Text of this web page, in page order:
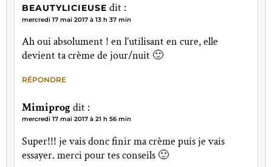
BEAUTYLICIEUSE dit :
mercredi 17 mai 2017 à 13 h 37 min
Ah oui absolument ! en l’utilisant en cure, elle
devient ta crème de jour/nuit 🙂
RÉPONDRE
Mimiprog dit :
mercredi 17 mai 2017 à 21 h 56 min
Super!!! je vais donc finir ma crème puis je vais
essayer. merci pour tes conseils 🙂